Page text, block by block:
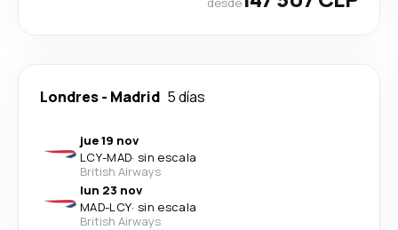
Londres- Madrid 5 días
jue 19 nov
LCY-MAD· sin escala
British Airways
lun 23 nov
MAD-LCY· sin escala
British Airways